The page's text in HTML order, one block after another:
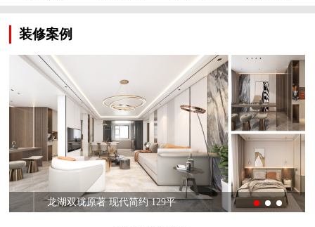
装修案例
龙湖双珑原著 现代简约 129平